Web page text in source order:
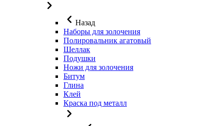
Назад
Наборы для золочения
Полировальник агатовый
Шеллак
Подушки
Ножи для золочения
Битум
Глина
Клей
Краска под металл